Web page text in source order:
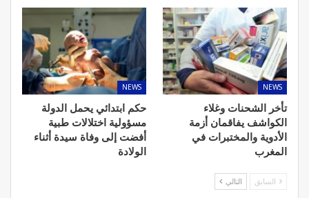
NEWS
تأخر الشحنات وغلاء
الكواشف يفاقمان أزمة
الأدوية والمختبرات في
المغرب
NEWS
حكم ابتدائي يحمل الدولة
مسؤولية اختلالات طبية
أفضت إلى وفاة سيدة أثناء
الولادة
السابق التالي